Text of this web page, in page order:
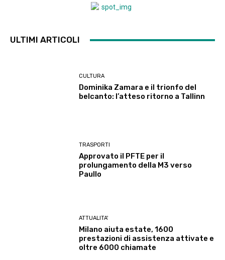
ULTIMI ARTICOLI
CULTURA
Dominika Zamara e il trionfo del
belcanto: l’atteso ritorno a Tallinn
TRASPORTI
Approvato il PFTE per il
prolungamento della M3 verso
Paullo
ATTUALITA'
Milano aiuta estate, 1600
prestazioni di assistenza attivate e
oltre 6000 chiamate